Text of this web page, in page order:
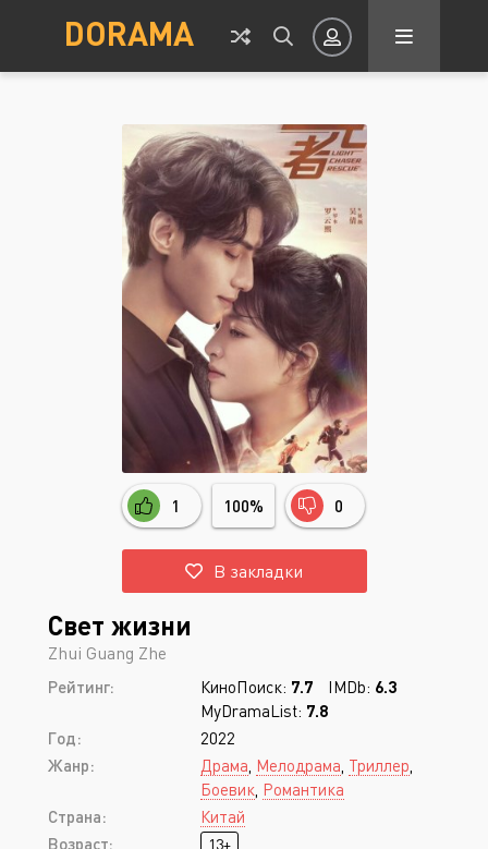
DORAMA
Авторизация
Запомнить
ВОЙТИ НА САЙТ
Регистрация Восстановить пароль
Или войти через
1 100% 0
В закладки
Свет жизни
Zhui Guang Zhe
Рейтинг: КиноПоиск: 7.7 IMDb: 6.3
MyDramaList: 7.8
Год:
2022
Жанр:
Драма Мелодрама Триллер
Боевик Романтика
Страна:
Китай
Возраст:
13+